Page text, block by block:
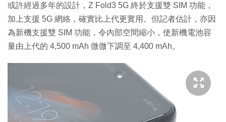
或許經過多年的設計，Z Fold3 5G 終於支援雙 SIM 功能，
加上支援 5G 網絡，確實比上代更實用。但記者估計，亦因
為新機支援雙 SIM 功能，令內部空間縮小，使新機電池容
量由上代的 4,500 mAh 微微下調至 4,400 mAh。